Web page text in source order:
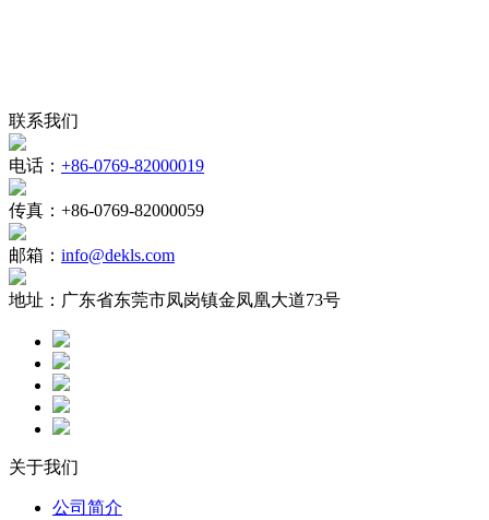
联系我们
电话： +86-0769-82000019
传真： +86-0769-82000059
邮箱： info@dekls.com
地址： 广东省东莞市凤岗镇金凤凰大道73号
关于我们
公司简介